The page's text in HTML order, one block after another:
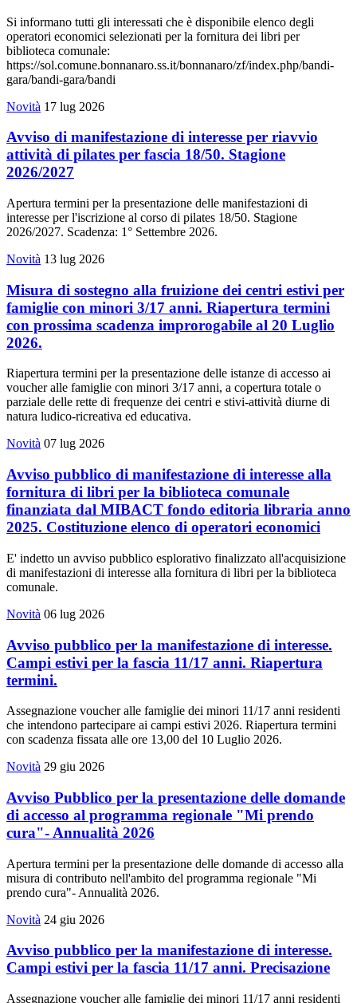
Si informano tutti gli interessati che è disponibile elenco degli
operatori economici selezionati per la fornitura dei libri per
biblioteca comunale:
https://sol.comune.bonnanaro.ss.it/bonnanaro/zf/index.php/bandi-
gara/bandi-gara/bandi
Novità 17 lug 2026
Avviso di manifestazione di interesse per riavvio
attività di pilates per fascia 18/50. Stagione
2026/2027
Apertura termini per la presentazione delle manifestazioni di
interesse per l'iscrizione al corso di pilates 18/50. Stagione
2026/2027. Scadenza: 1° Settembre 2026.
Novità 13 lug 2026
Misura di sostegno alla fruizione dei centri estivi per
famiglie con minori 3/17 anni. Riapertura termini
con prossima scadenza improrogabile al 20 Luglio
2026.
Riapertura termini per la presentazione delle istanze di accesso ai
voucher alle famiglie con minori 3/17 anni, a copertura totale o
parziale delle rette di frequenze dei centri e stivi-attività diurne di
natura ludico-ricreativa ed educativa.
Novità 07 lug 2026
Avviso pubblico di manifestazione di interesse alla
fornitura di libri per la biblioteca comunale
finanziata dal MIBACT fondo editoria libraria anno
2025. Costituzione elenco di operatori economici
E' indetto un avviso pubblico esplorativo finalizzato all'acquisizione
di manifestazioni di interesse alla fornitura di libri per la biblioteca
comunale.
Novità 06 lug 2026
Avviso pubblico per la manifestazione di interesse.
Campi estivi per la fascia 11/17 anni. Riapertura
termini.
Assegnazione voucher alle famiglie dei minori 11/17 anni residenti
che intendono partecipare ai campi estivi 2026. Riapertura termini
con scadenza fissata alle ore 13,00 del 10 Luglio 2026.
Novità 29 giu 2026
Avviso Pubblico per la presentazione delle domande
di accesso al programma regionale "Mi prendo
cura"- Annualità 2026
Apertura termini per la presentazione delle domande di accesso alla
misura di contributo nell'ambito del programma regionale "Mi
prendo cura"- Annualità 2026.
Novità 24 giu 2026
Avviso pubblico per la manifestazione di interesse.
Campi estivi per la fascia 11/17 anni. Precisazione
Assegnazione voucher alle famiglie dei minori 11/17 anni residenti